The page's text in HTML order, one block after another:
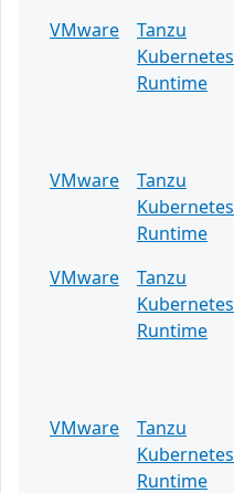
VMware
Tanzu
Kubernetes
Runtime
VMware
Tanzu
Kubernetes
Runtime
VMware
Tanzu
Kubernetes
Runtime
VMware
Tanzu
Kubernetes
Runtime